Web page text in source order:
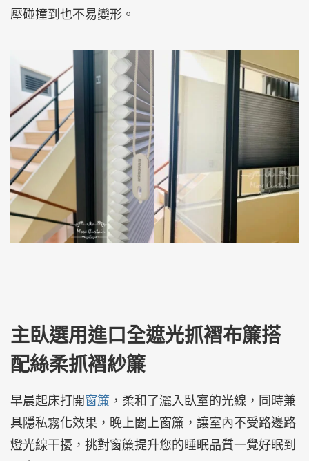
壓碰撞到也不易變形。
主臥選用進口全遮光抓褶布簾搭
配絲柔抓褶紗簾
早晨起床打開窗簾 ，柔和了灑入臥室的光線，同時兼
具隱私霧化效果，晚上闔上窗簾，讓室內不受路邊路
燈光線干擾，挑對窗簾提升您的睡眠品質一覺好眠到